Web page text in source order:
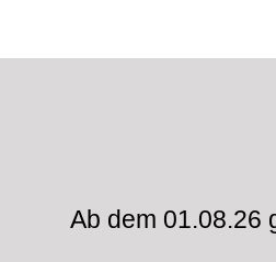
Ab dem 01.08.26